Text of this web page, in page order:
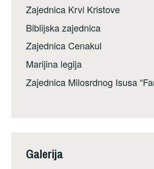
Zajednica Krvi Kristove
Biblijska zajednica
Zajednica Cenakul
Marijina legija
Zajednica Milosrdnog Isusa
Galerija